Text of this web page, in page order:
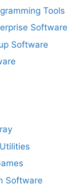
Tools
Software
Software
Software